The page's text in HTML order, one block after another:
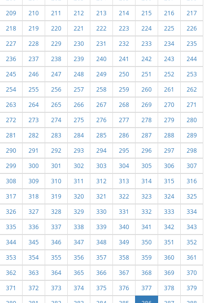
209
210 211 212 213 214 215 216
217
218
219 220 221 222 223 224 225
226
227
228 229 230 231 232 233 234
235
236
237 238 239 240 241 242 243
244
245
246 247 248 249 250 251 252
253
254
255 256 257 258 259 260 261
262
263
264 265 266 267 268 269 270
271
272
273 274 275 276 277 278 279
280
281
282 283 284 285 286 287 288
289
290
291 292 293 294 295 296 297
298
299
300 301 302 303 304 305 306
307
308
309 310 311 312 313 314 315
316
317
318 319 320 321 322 323 324
325
326
327 328 329 330 331 332 333
334
335
336 337 338 339 340 341 342
343
344
345 346 347 348 349 350 351
352
353
354 355 356 357 358 359 360
361
362
363 364 365 366 367 368 369
370
371
372 373 374 375 376 377 378
379